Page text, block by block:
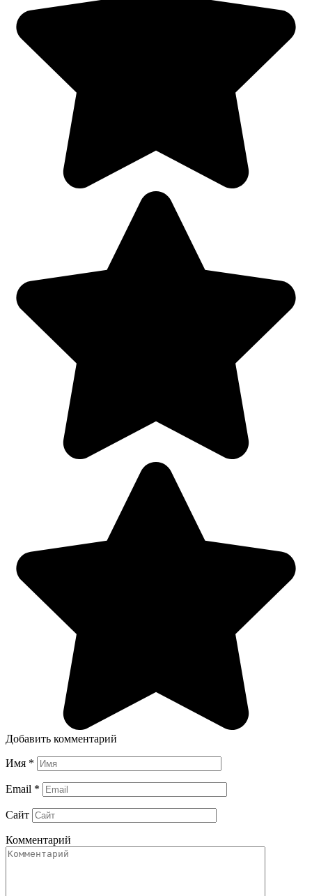
Добавить комментарий
Имя *
Email *
Сайт
Комментарий